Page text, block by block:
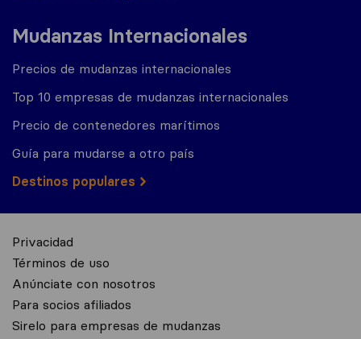
Mudanzas Internacionales
Precios de mudanzas internacionales
Top 10 empresas de mudanzas internacionales
Precio de contenedores marítimos
Guía para mudarse a otro país
Destinos populares
Privacidad
Términos de uso
Anúnciate con nosotros
Para socios afiliados
Sirelo para empresas de mudanzas